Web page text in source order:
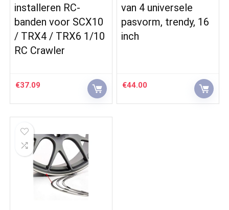
installeren RC-
banden voor SCX10
/ TRX4 / TRX6 1/10
RC Crawler
€37.09
van 4 universele
pasvorm, trendy, 16
inch
€44.00